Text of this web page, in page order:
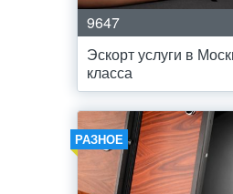
9647
Эскорт услуги в
класса
РАЗНОЕ